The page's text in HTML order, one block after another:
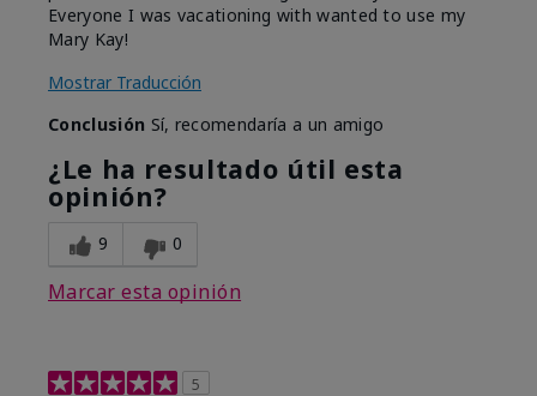
Everyone I was vacationing with wanted to use my
Mary Kay!
Mostrar Traducción
Conclusión Sí, recomendaría a un amigo
¿Le ha resultado útil esta
opinión?
9 0
Marcar esta opinión
5